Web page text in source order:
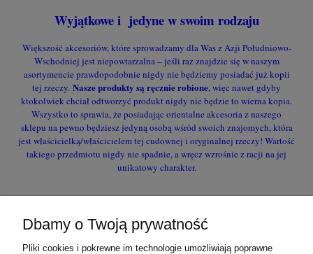
Wyjątkowe i jedyne w swoim rodzaju
Większość akcesoriów, które sprowadzamy dla Was z Azji Południowo-
Wschodniej jest niepowtarzalna – jeśli raz znajdzie się w naszym
asortymencie prawdopodobnie nigdy nie będziemy posiadać już kopii
tej rzeczy. Nasze produkty są ręcznie robione, więc nawet gdyby
ktokolwiek chciał odtworzyć produkt nigdy nie będzie to wierna kopia.
Wszystko to sprawia, że posiadając orientalne akcesoria z naszego
sklepu na pewno będziesz jedyną osobą wśród swoich znajomych, która
jest właścicielką/właścicielem tej cudownej i oryginalnej rzeczy! Wartość
takiego przedmiotu nigdy nie spadnie, a wręcz wzrośnie z racji na jej
unikatowy charakter.
Warunki zakupów
Dbamy o Twoją prywatność
Pliki cookies i pokrewne im technologie umożliwiają poprawne